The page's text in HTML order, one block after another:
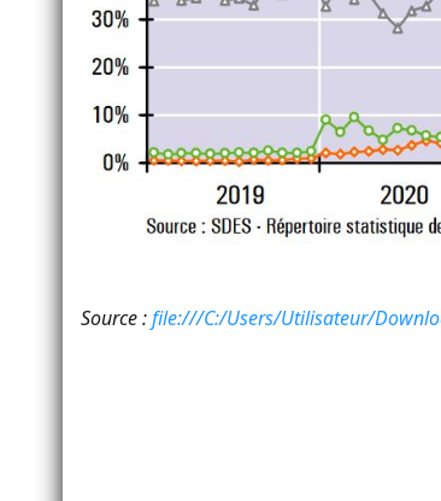
Source :file:///C:/Users/Utilisateur/